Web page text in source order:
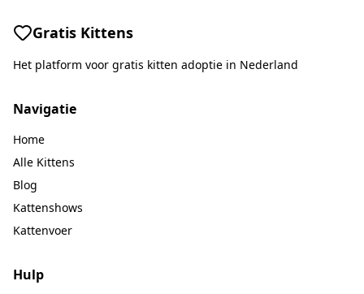
Gratis Kittens
Het platform voor gratis kitten adoptie in Nederland
Navigatie
Home
Alle Kittens
Blog
Kattenshows
Kattenvoer
Hulp